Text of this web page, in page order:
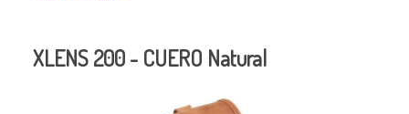
XLENS 200 - CUERO Natural